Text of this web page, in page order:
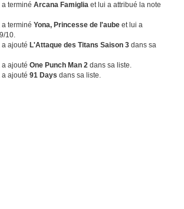
a terminéArcana Famiglia et lui a attribué la note
a terminéYona, Princesse de l'aube et lui a
10.
a ajouté L'Attaque des Titans Saison 3 dans sa
a ajoutéOne Punch Man 2 dans sa liste.
a ajouté91 Days dans sa liste.